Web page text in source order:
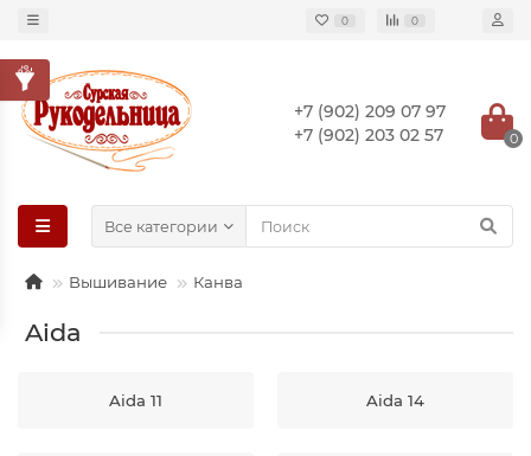
0 0
+7 (902) 209 07 97
+7 (902) 203 02 57
0
Все категории
Вышивание Канва
Aida
Aida 11 Aida 14